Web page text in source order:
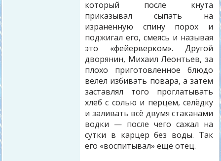
который после кнута
приказывал сыпать на
израненную спину порох и
поджигал его, смеясь и называя
это «фейерверком». Другой
дворянин, Михаил Леонтьев, за
плохо приготовленное блюдо
велел избивать повара, а затем
заставлял того проглатывать
хлеб с солью и перцем, селёдку
и заливать всё двумя стаканами
водки — после чего сажал на
сутки в карцер без воды. Так
его «воспитывал» ещё отец.